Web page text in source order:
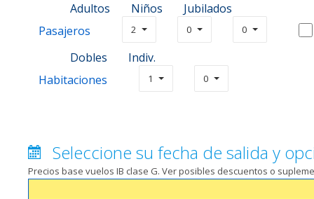
Adultos Niños
Jubilados
Pasajeros
2 0 0
Dobles
Indiv.
Habitaciones
1 0
Seleccione su fecha de salida y
Precios base vuelos IB clase G. Ver posibles descuentos o